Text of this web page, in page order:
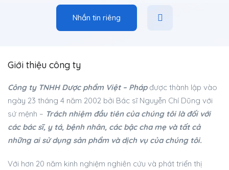
Nhắn tin riêng
Giới thiệu công ty
Công ty TNHH Dược phẩm Việt – Phápđược thành lập vào
ngày 23 tháng 4 năm 2002 bởi Bác sĩ Nguyễn Chí Dũng với
sứ mệnh – Trách nhiệm đầu tiên của chúng tôi là đối với
các bác sĩ, y tá, bệnh nhân, các bậc cha mẹ và tất cả
những ai sử dụng sản phẩm và dịch vụ của chúng tôi.
Với hơn 20 năm kinh nghiệm nghiên cứu và phát triển thị